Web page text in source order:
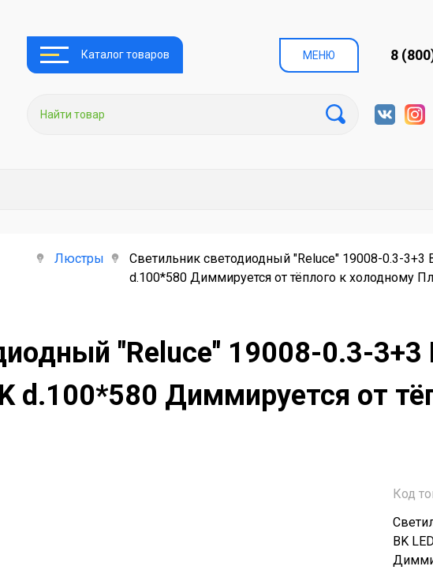
Каталог товаров МЕНЮ 8
Люстры
Светильник светодиодный "Reluce" 19008-0.3-
d.100*580 Диммируется от тёплого к холодному
"Reluce" 19008-0.3-3+3
d.100*580 Диммируется от
Код
BK